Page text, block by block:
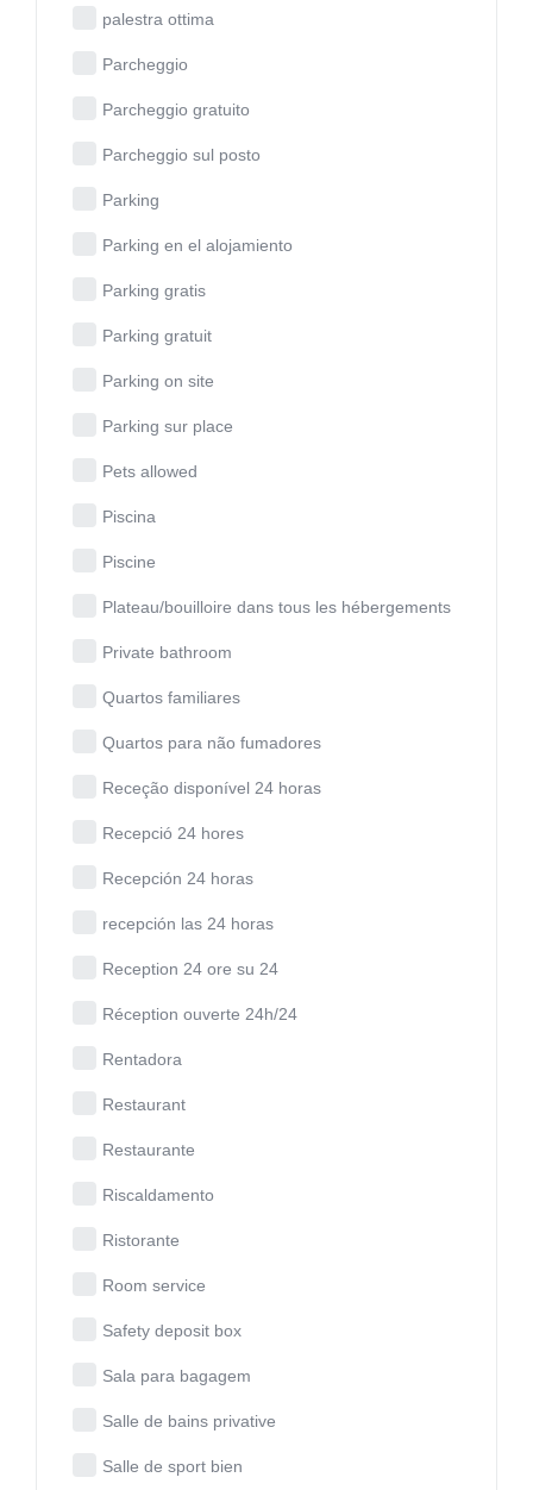
palestra ottima
Parcheggio
Parcheggio gratuito
Parcheggio sul posto
Parking
Parking en el alojamiento
Parking gratis
Parking gratuit
Parking on site
Parking sur place
Pets allowed
Piscina
Piscine
Plateau/bouilloire dans tous les hébergements
Private bathroom
Quartos familiares
Quartos para não fumadores
Receção disponível 24 horas
Recepció 24 hores
Recepción 24 horas
recepción las 24 horas
Reception 24 ore su 24
Réception ouverte 24h/24
Rentadora
Restaurant
Restaurante
Riscaldamento
Ristorante
Room service
Safety deposit box
Sala para bagagem
Salle de bains privative
Salle de sport bien